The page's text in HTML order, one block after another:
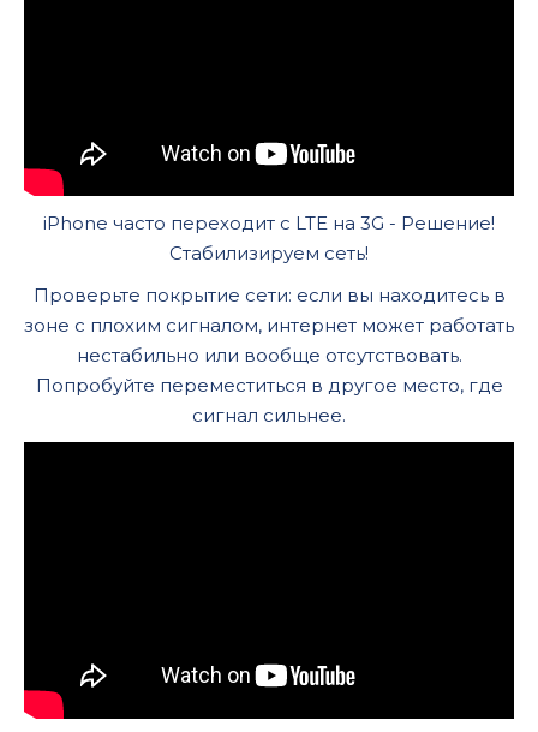
iPhone часто переходит с LTE на 3G - Решение!
Стабилизируем сеть!
Проверьте покрытие сети: если вы находитесь в
зоне с плохим сигналом, интернет может работать
нестабильно или вообще отсутствовать.
Попробуйте переместиться в другое место, где
сигнал сильнее.